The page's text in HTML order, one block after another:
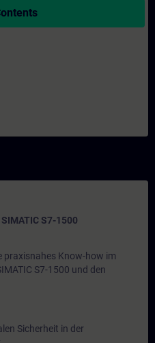
S7-1500
praxisnahes Know-how im
S7-1500 und den
Sicherheit in der